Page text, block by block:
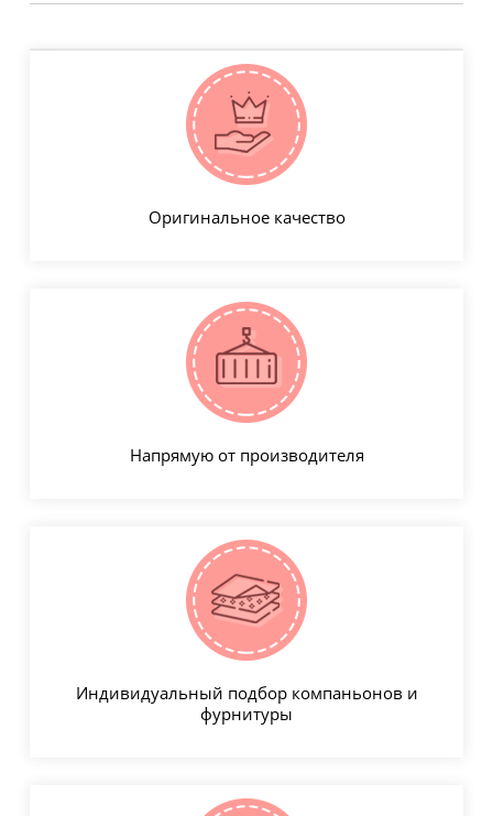
Оригинальное качество
Напрямую от производителя
Индивидуальный подбор компаньонов и
фурнитуры